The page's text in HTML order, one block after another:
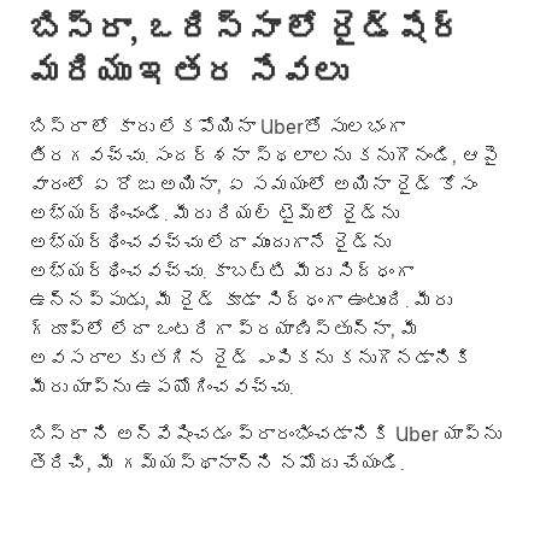
బిస్రా, ఒరిస్సా లో రైడ్‌షేర్
మరియు ఇతర సేవలు
బిస్రా లో కారు లేకపోయినా Uberతో సులభంగా
తిరగవచ్చు. సందర్శనా స్థలాలను కనుగొనండి, ఆపై
వారంలో ఏ రోజు అయినా, ఏ సమయంలో అయినా రైడ్ కోసం
అభ్యర్థించండి. మీరు రియల్ టైమ్‌లో రైడ్‌ను
అభ్యర్థించవచ్చు లేదా ముందుగానే రైడ్‌ను
అభ్యర్థించవచ్చు. కాబట్టి మీరు సిద్ధంగా
ఉన్నప్పుడు, మీ రైడ్ కూడా సిద్ధంగా ఉంటుంది. మీరు
గ్రూప్؜లో లేదా ఒంటరిగా ప్రయాణిస్తున్నా, మీ
అవసరాలకు తగిన రైడ్ ఎంపికను కనుగొనడానికి
మీరు యాప్‌ను ఉపయోగించవచ్చు.
బిస్రా ని అన్వేషించడం ప్రారంభించడానికి Uber యాప్‌ను
తెరిచి, మీ గమ్యస్థానాన్ని నమోదు చేయండి.